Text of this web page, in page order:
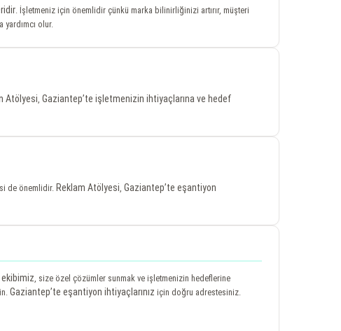
. İşletmeniz için önemlidir çünkü marka bilinirliğinizi artırır, müşteri
yardımcı olur.
Atölyesi Gaziantep’te işletmenizin ihtiyaçlarına ve hedef
de önemlidir. Reklam Atölyesi Gaziantep’te eşantiyon
, size özel çözümler sunmak ve işletmenizin hedeflerine
Gaziantep’te eşantiyon ihtiyaçlarınız için doğru adrestesiniz.